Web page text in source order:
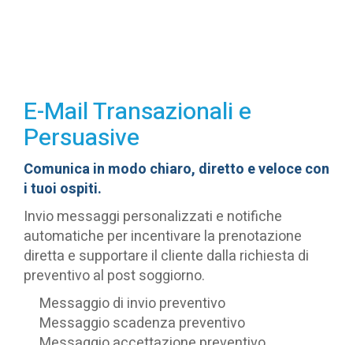
E-Mail Transazionali e
Persuasive
Comunica in modo chiaro, diretto e veloce con
i tuoi ospiti.
Invio messaggi personalizzati e notifiche
automatiche per incentivare la prenotazione
diretta e supportare il cliente dalla richiesta di
preventivo al post soggiorno.
Messaggio di invio preventivo
Messaggio scadenza preventivo